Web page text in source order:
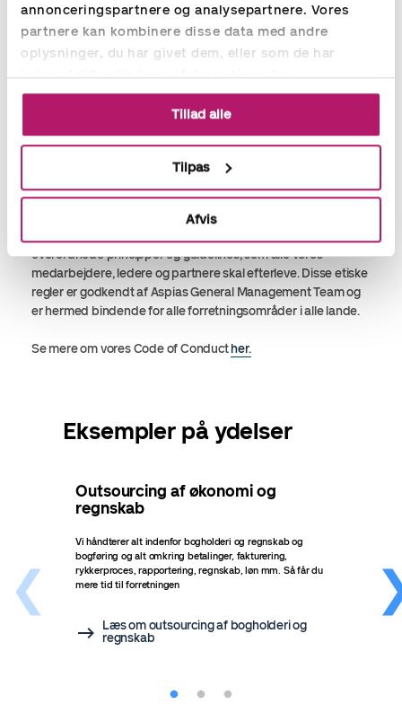
annonceringspartnere og analysepartnere. Vores
partnere kan kombinere disse data med andre
oplysninger, du har givet dem, eller som de har
indsamlet fra din brug af deres tjenester.
Tillad alle
Tilpas
Afvis
Etiske regler
Hvorfor er det vigtigt at have " a Code of Conduct
Vi vil være pålidelige, ansvarlige og etiske i forholdet til vores
kunder, partnere, medarbejdere, ledelse og andre
interessenter. Aspia 'Code of Conduct' er et vigtigt værktøj i
overordnede principper og guidelines, som alle vores
medarbejdere, ledere og partnere skal efterleve. Disse etiske
regler er godkendt af Aspias General Management Team og
er hermed bindende for alle forretningsområder i alle lande.
Se mere om vores Code of Conducther.
Eksempler på ydelser
Outsourcing af økonomi og
regnskab
Vi håndterer alt indenfor bogholderi og regnskab og
bogføring og alt omkring betalinger, fakturering,
rykkerproces, rapportering, regnskab, løn mm. Så får du
mere tid til forretningen
Læs om outsourcing af bogholderi og
regnskab